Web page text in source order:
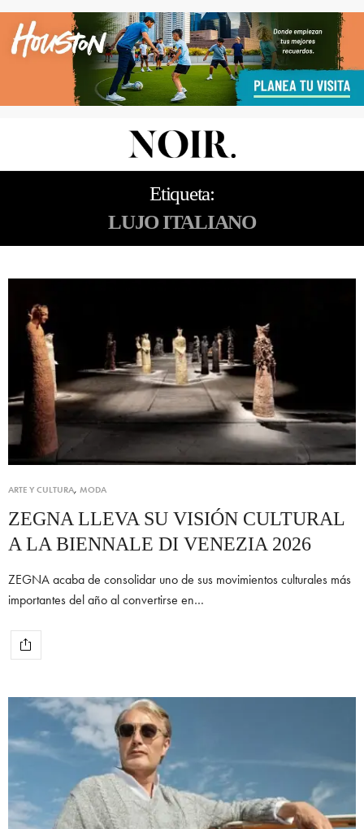
Etiqueta:
LUJO ITALIANO
ARTE Y CULTURA, MODA
ZEGNA LLEVA SU VISIÓN CULTURAL
A LA BIENNALE DI VENEZIA 2026
ZEGNA acaba de consolidar uno de sus movimientos culturales más
importantes del año al convertirse en…